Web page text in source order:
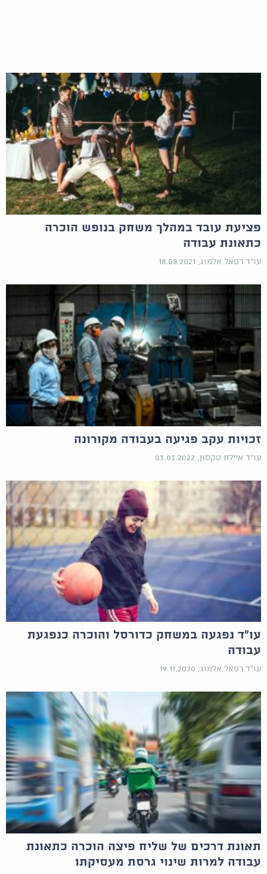
פציעת עובד במהלך משחק בנופש הוכרה
כתאונת עבודה
עו"ד רפאל אלמוג, 18.08.2021
זכויות עקב פגיעה בעבודה מקורונה
עו"ד איילת טקסון, 03.03.2022
עו"ד נפגעה במשחק כדורסל והוכרה כנפגעת
עבודה
עו"ד רפאל אלמוג, 19.11.2020
תאונת דרכים של שליח פיצה הוכרה כתאונת
עבודה למרות שינוי גרסת מעסיקתו